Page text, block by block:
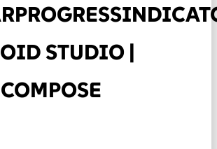
STUDIO |